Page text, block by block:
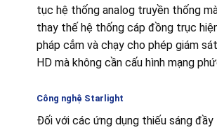
tục hệ thống analog truyền thống
thay thế hệ thống cáp đồng trục
pháp cắm và chạy cho phép giám
HD mà không cần cấu hình mạng
Công nghệ Starlight
Đối với các ứng dụng thiếu sáng